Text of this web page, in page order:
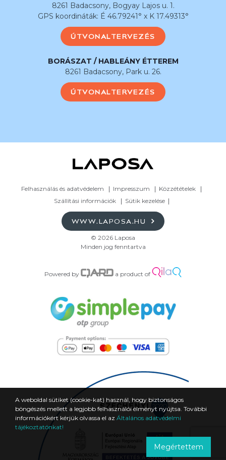
8261 Badacsony, Bogyay Lajos u. 1.
GPS koordináták: É 46.79241° x K 17.49313°
ÚTVONALTERVEZÉS
BORÁSZAT / HABLEÁNY ÉTTEREM
8261 Badacsony, Park u. 26.
ÚTVONALTERVEZÉS
Felhasználás és adatvédelem Impresszum
Közzétételek
Szállítási információk
Sütik kezelése
WWW.LAPOSA.HU
© 2026 Laposa
Minden jog fenntartva
Powered by a product of
A weboldal sütiket (cookie-kat) használ, hogy biztonságos
böngészés mellett a legjobb felhasználói élményt nyújtsa. További
információkért kérjük olvassa el az Általános adatvédelmi
tájékoztatónkat!
Megértettem